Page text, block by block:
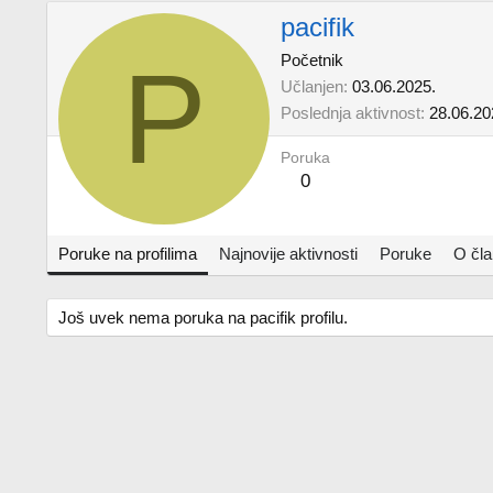
P
pacifik
Početnik
Učlanjen 03.06.2025.
Poslednja aktivnost
Poruka
0
Poruke na profilima Najnovije aktivnosti Poruke O
Još uvek nema poruka na pacifik profilu.